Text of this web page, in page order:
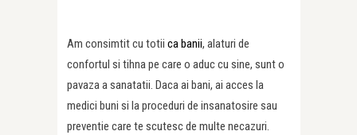
Am consimtit cu totii ca banii, alaturi de
confortul si tihna pe care o aduc cu sine, sunt o
pavaza a sanatatii. Daca ai bani, ai acces la
medici buni si la proceduri de insanatosire sau
preventie care te scutesc de multe necazuri.